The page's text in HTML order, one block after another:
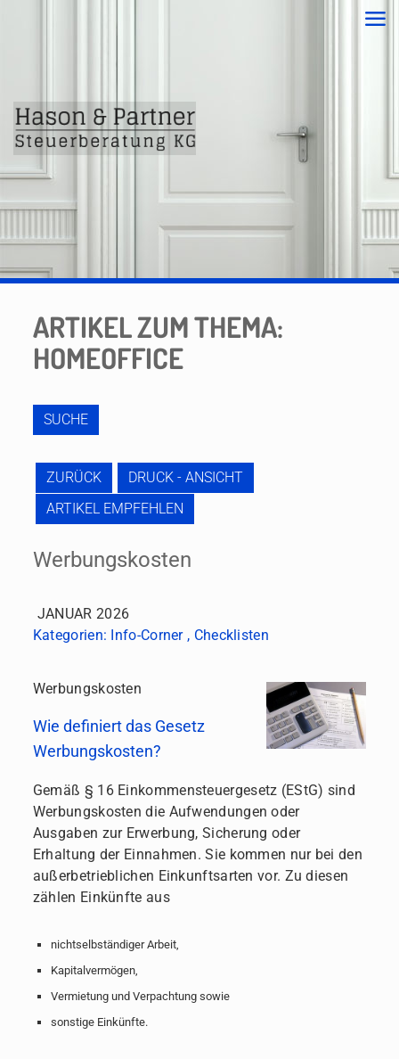
ARTIKEL ZUM THEMA:
HOMEOFFICE
SUCHE
ZURÜCK
DRUCK - ANSICHT
ARTIKEL EMPFEHLEN
Werbungskosten
JANUAR 2026
Kategorien: Info-Corner, Checklisten
Werbungskosten
Wie definiert das Gesetz
Werbungskosten?
Gemäß § 16 Einkommensteuergesetz (EStG) sind
Werbungskosten die Aufwendungen oder
Ausgaben zur Erwerbung, Sicherung oder
Erhaltung der Einnahmen. Sie kommen nur bei den
außerbetrieblichen Einkunftsarten vor. Zu diesen
zählen Einkünfte aus
nichtselbständiger Arbeit,
Kapitalvermögen,
Vermietung und Verpachtung sowie
sonstige Einkünfte.